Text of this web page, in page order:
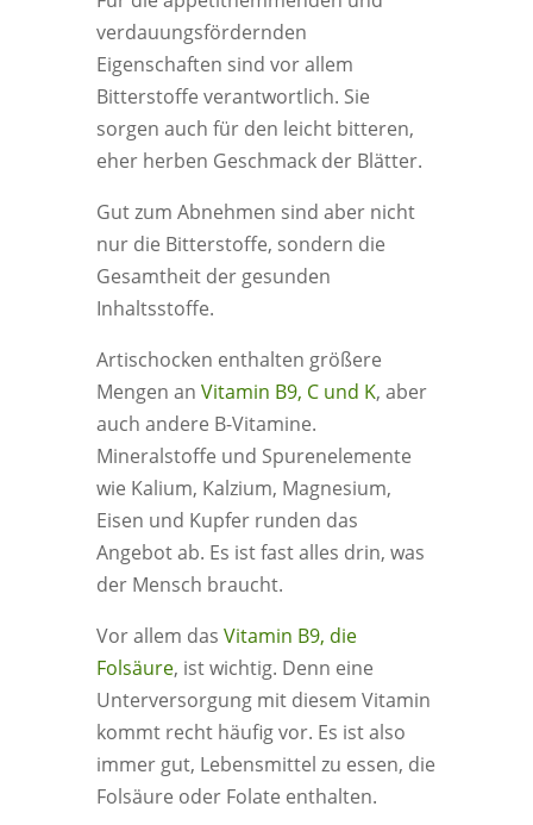
verdauungsfördernden
Eigenschaften sind vor allem
Bitterstoffe verantwortlich. Sie
sorgen auch für den leicht bitteren,
eher herben Geschmack der Blätter.
Gut zum Abnehmen sind aber nicht
nur die Bitterstoffe, sondern die
Gesamtheit der gesunden
Inhaltsstoffe.
Artischocken enthalten größere
Mengen an Vitamin B9, C und K, aber
auch andere B-Vitamine.
Mineralstoffe und Spurenelemente
wie Kalium, Kalzium, Magnesium,
Eisen und Kupfer runden das
Angebot ab. Es ist fast alles drin, was
der Mensch braucht.
Vor allem das Vitamin B9, die
Folsäure, ist wichtig. Denn eine
Unterversorgung mit diesem Vitamin
kommt recht häufig vor. Es ist also
immer gut, Lebensmittel zu essen, die
Folsäure oder Folate enthalten.